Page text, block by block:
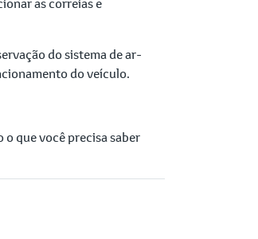
do sistema de ar-
do veículo.
que você precisa saber